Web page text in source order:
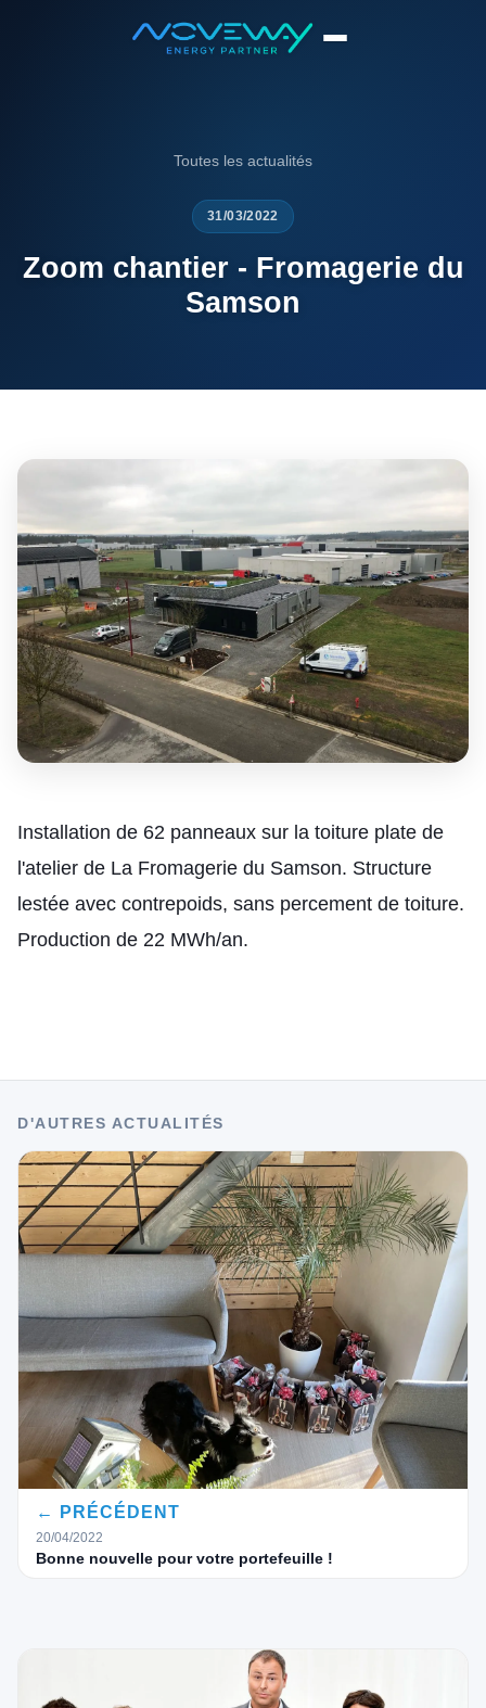
Toutes les actualités
31/03/2022
Zoom chantier - Fromagerie du
Samson
Installation de 62 panneaux sur la toiture plate de
l'atelier de La Fromagerie du Samson. Structure
lestée avec contrepoids, sans percement de toiture.
Production de 22 MWh/an.
D'AUTRES ACTUALITÉS
← PRÉCÉDENT
20/04/2022
Bonne nouvelle pour votre portefeuille !